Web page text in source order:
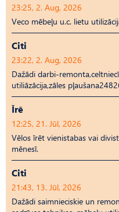
23:25, 2. Aug, 2026
Veco mēbeļu u.c. lietu
Citi
23:22, 2. Aug, 2026
Dažādi darbi-
utiliāzācija,zāles
Īrē
12:25, 21. Jūl, 2026
Vēlos īrēt vienistabas vai
mēnesī.
Citi
21:43, 13. Jūl, 2026
Dažādi saimnieciskie un